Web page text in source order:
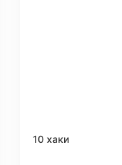
10 хаки